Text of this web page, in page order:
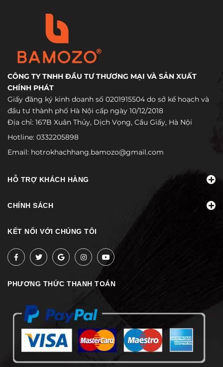
CÔNG TY TNHH ĐẦU TƯ THƯƠNG MẠI VÀ SẢN XUẤT
CHÍNH PHÁT
Giấy đăng ký kinh doanh số 0201915504 do sở kế hoạch và
đầu tư thành phố Hà Nội cấp ngày 10/12/2018
Địa chỉ: 167B Xuân Thủy, Dịch Vọng, Cầu Giấy, Hà Nội
Hotline: 0332205898
Email: hotrokhachhang.bamozo@gmail.com
HỖ TRỢ KHÁCH HÀNG
CHÍNH SÁCH
KẾT NỐI VỚI CHÚNG TÔI
PHƯƠNG THỨC THANH TOÁN